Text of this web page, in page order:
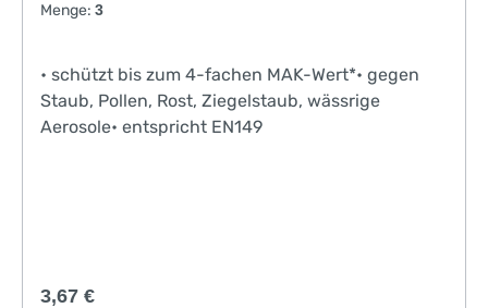
Menge: 3
• schützt bis zum 4-fachen MAK-Wert*• gegen
Staub, Pollen, Rost, Ziegelstaub, wässrige
Aerosole• entspricht EN149
Regulärer Preis:
3,67 €